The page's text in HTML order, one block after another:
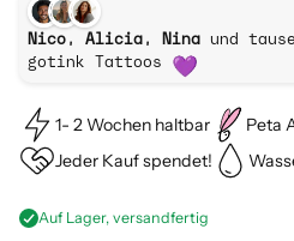
Nico, Alicia, Nina und
gotink Tattoos
1- 2 Wochen haltbar
Peta
Jeder Kauf spendet!
Auf Lager, versandfertig